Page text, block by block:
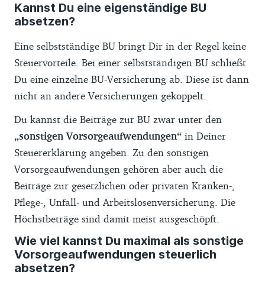
Kannst Du eine eigenständige BU
absetzen?
Eine selbstständige BU bringt Dir in der Regel keine
Steuervorteile. Bei einer selbstständigen BU schließt
Du eine einzelne BU-Versicherung ab. Diese ist dann
nicht an andere Versicherungen gekoppelt.
Du kannst die Beiträge zur BU zwar unter den
„sonstigen Vorsorgeaufwendungen“ in Deiner
Steuererklärung angeben. Zu den sonstigen
Vorsorgeaufwendungen gehören aber auch die
Beiträge zur gesetzlichen oder privaten Kranken-,
Pflege-, Unfall- und Arbeitslosenversicherung. Die
Höchstbeträge sind damit meist ausgeschöpft.
Wie viel kannst Du maximal als sonstige
Vorsorgeaufwendungen steuerlich
absetzen?